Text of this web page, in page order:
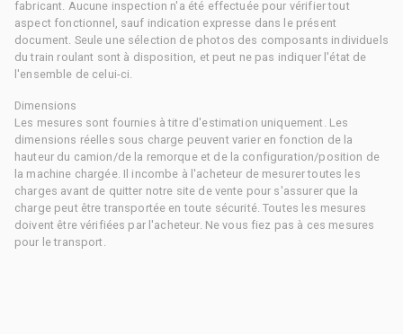
fabricant. Aucune inspection n'a été effectuée pour vérifier tout
aspect fonctionnel, sauf indication expresse dans le présent
document. Seule une sélection de photos des composants individuels
du train roulant sont à disposition, et peut ne pas indiquer l'état de
l'ensemble de celui-ci.
Dimensions
Les mesures sont fournies à titre d'estimation uniquement. Les
dimensions réelles sous charge peuvent varier en fonction de la
hauteur du camion/de la remorque et de la configuration/position de
la machine chargée. Il incombe à l'acheteur de mesurer toutes les
charges avant de quitter notre site de vente pour s'assurer que la
charge peut être transportée en toute sécurité. Toutes les mesures
doivent être vérifiées par l'acheteur. Ne vous fiez pas à ces mesures
pour le transport.